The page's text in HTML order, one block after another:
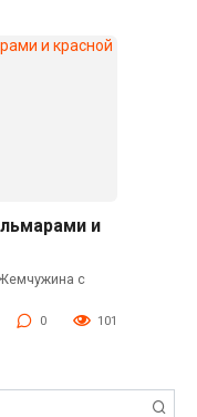
и
с
0 101